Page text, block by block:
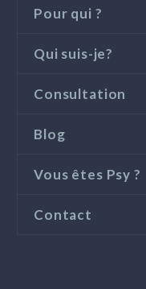
Pour qui ?
Qui suis-je?
Consultation
Blog
Vous êtes Psy ?
Contact